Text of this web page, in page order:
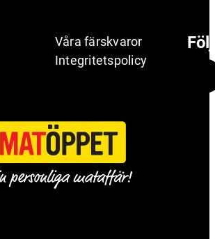
Våra färskvaror
Integritetspolicy